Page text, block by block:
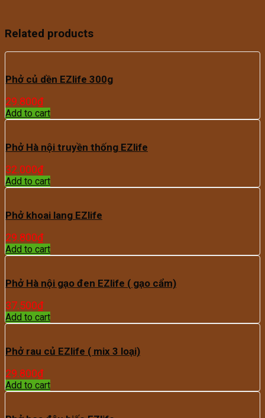
Related products
Phở củ dền EZlife 300g
29.800₫
Add to cart
Phở Hà nội truyền thống EZlife
32.000₫
Add to cart
Phở khoai lang EZlife
29.800₫
Add to cart
Phở Hà nội gạo đen EZlife ( gạo cẩm)
37.500₫
Add to cart
Phở rau củ EZlife ( mix 3 loại)
29.800₫
Add to cart